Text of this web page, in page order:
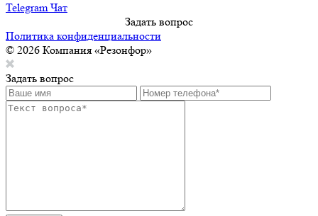
Telegram Чат
Задать вопрос
Политика конфиденциальности
© 2026 Компания «Резонфор»
Задать вопрос